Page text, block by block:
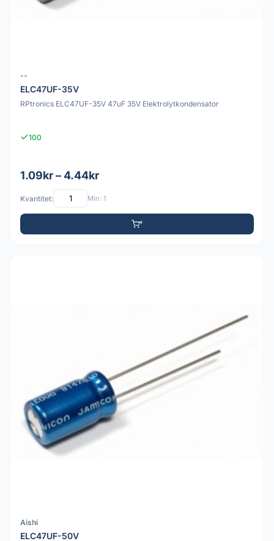
--
ELC47UF-35V
RPtronics ELC47UF-35V 47uF 35V Elektrolytkondensator
100
1.09kr – 4.44kr
Kvantitet: Min: 1
Aishi
ELC47UF-50V